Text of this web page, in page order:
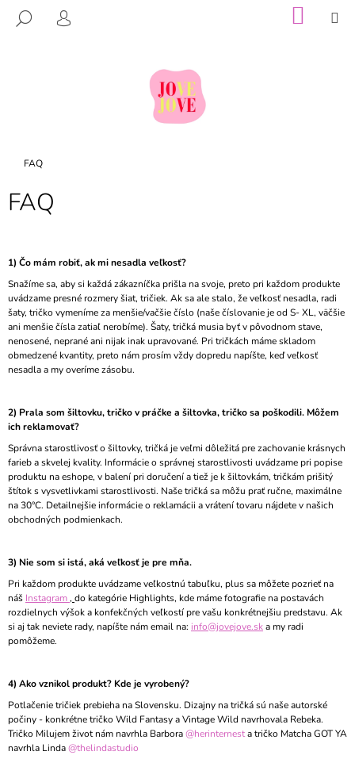
HĽADAŤ
PRIHLÁSENIE KOŠÍK
Domov
FAQ
FAQ
1) Čo mám robiť, ak mi nesadla veľkosť?
Snažíme sa, aby si každá zákazníčka prišla na svoje, preto pri každom produkte
uvádzame presné rozmery šiat, tričiek. Ak sa ale stalo, že veľkosť nesadla, radi
šaty, tričko vymeníme za menšie/vačšie číslo (naše číslovanie je od S- XL, väčšie
ani menšie čísla zatiaľ nerobíme). Šaty, tričká musia byť v pôvodnom stave,
nenosené, neprané ani nijak inak upravované. Pri tričkách máme skladom
obmedzené kvantity, preto nám prosím vždy dopredu napíšte, keď veľkosť
nesadla a my overíme zásobu.
2) Prala som šiltovku, tričko v práčke a šiltovka, tričko sa poškodili. Môžem
ich reklamovať?
Správna starostlivosť o šiltovky, tričká je veľmi dôležitá pre zachovanie krásnych
farieb a skvelej kvality. Informácie o správnej starostlivosti uvádzame pri popise
produktu na eshope, v balení pri doručení a tiež je k šiltovkám, tričkám prišitý
štítok s vysvetlivkami starostlivosti. Naše tričká sa môžu prať ručne, maximálne
na 30°C. Detailnejšie informácie o reklamácii a vrátení tovaru nájdete v našich
obchodných podmienkach.
3) Nie som si istá, aká veľkosť je pre mňa.
Pri každom produkte uvádzame veľkostnú tabuľku, plus sa môžete pozrieť na
náš Instagram, do kategórie Highlights, kde máme fotografie na postavách
rozdielnych výšok a konfekčných veľkostí pre vašu konkrétnejšiu predstavu. Ak
si aj tak neviete rady, napíšte nám email na: info@jovejove.ska my radi
pomôžeme.
4) Ako vznikol produkt? Kde je vyrobený?
Potlačenie tričiek prebieha na Slovensku. Dizajny na tričká sú naše autorské
počiny - konkrétne tričko Wild Fantasy a Vintage Wild navrhovala Rebeka.
Tričko Milujem život nám navrhla Barbora@herinternesta tričko Matcha GOT YA
navrhla Linda@thelindastudio
T
R
E
U
J
E
T
E
N
Á
S
Ť
?